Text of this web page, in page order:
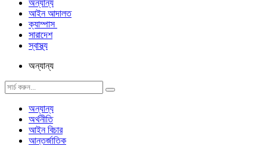
অন্যান্য
আইন আদালত
ক্যাম্পাস
সারাদেশ
স্বাস্থ্য
অন্যান্য
অন্যান্য
অর্থনীতি
আইন বিচার
আন্তর্জাতিক